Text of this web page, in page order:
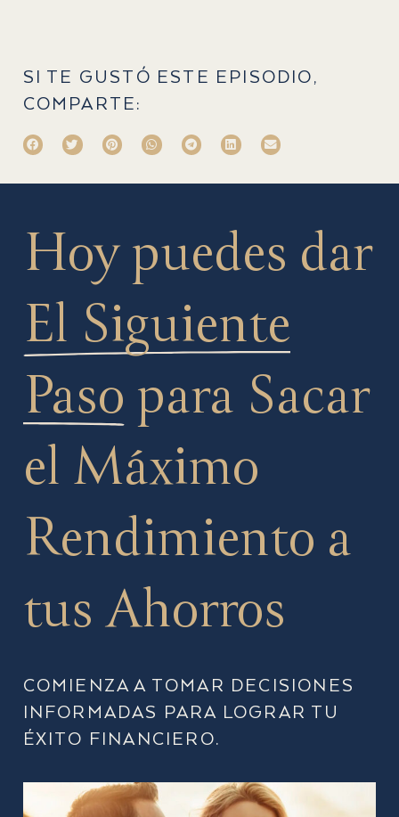
SI TE GUSTÓ ESTE EPISODIO,
COMPARTE:
Hoy puedes dar
El Siguiente
Paso para Sacar
el Máximo
Rendimiento a
tus Ahorros
COMIENZA A TOMAR DECISIONES
INFORMADAS PARA LOGRAR TU
ÉXITO FINANCIERO.